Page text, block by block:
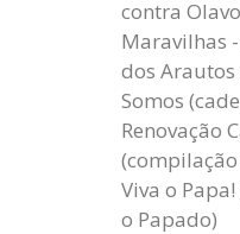
contra
Maravilhas
dos Arautos
Somos
Renovação
(compilação
Viva o
o Papado)